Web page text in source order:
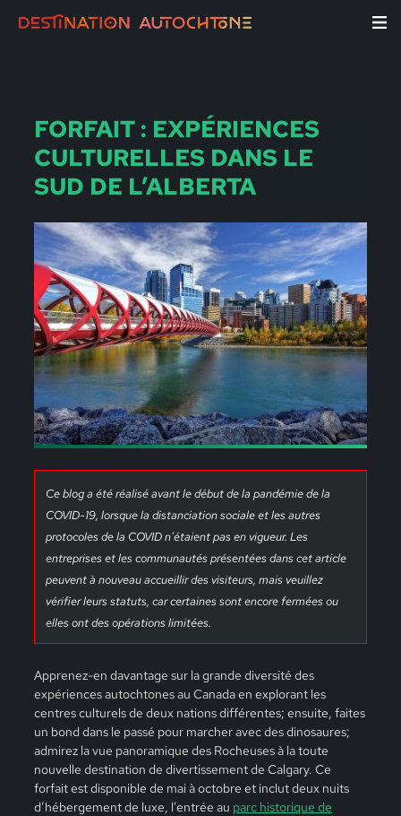
FORFAIT : EXPÉRIENCES
CULTURELLES DANS LE
SUD DE L’ALBERTA
Ce blog a été réalisé avant le début de la pandémie de la
COVID-19, lorsque la distanciation sociale et les autres
protocoles de la COVID n'étaient pas en vigueur. Les
entreprises et les communautés présentées dans cet article
peuvent à nouveau accueillir des visiteurs, mais veuillez
vérifier leurs statuts, car certaines sont encore fermées ou
elles ont des opérations limitées.
Apprenez-en davantage sur la grande diversité des
expériences autochtones au Canada en explorant les
centres culturels de deux nations différentes; ensuite, faites
un bond dans le passé pour marcher avec des dinosaures;
admirez la vue panoramique des Rocheuses à la toute
nouvelle destination de divertissement de Calgary. Ce
forfait est disponible de mai à octobre et inclut deux nuits
d’hébergement de luxe, l’entrée au parc historique de